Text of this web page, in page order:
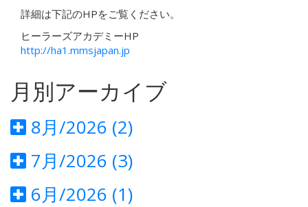
詳細は下記のHPをご覧ください。
ヒーラーズアカデミーHP
http://ha1.mmsjapan.jp
月別アーカイブ
8月/2026 (2)
7月/2026 (3)
6月/2026 (1)